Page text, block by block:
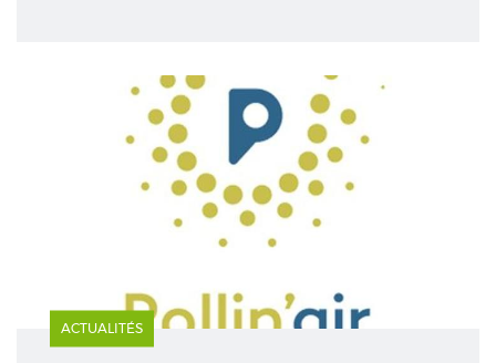
ACTUALITÉS